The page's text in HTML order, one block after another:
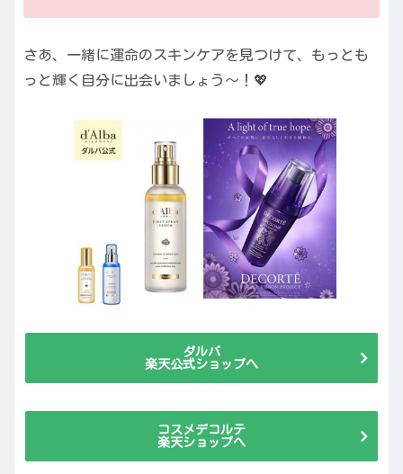
さあ、一緒に運命のスキンケアを見つけて、もっとも
っと輝く自分に出会いましょう〜！💖
ダルバ
楽天公式ショップへ
コスメデコルテ
楽天ショップへ